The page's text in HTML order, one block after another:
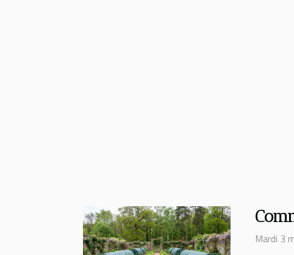
Mardi 3